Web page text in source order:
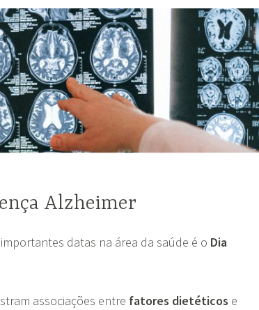
Alzheimer
datas na área da saúde é o Dia
associações entre fatores dietéticos e